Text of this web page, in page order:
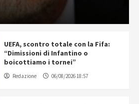
20:43
UEFA, scontro totale con la Fifa:
“Dimissioni di Infantino o
boicottiamo i tornei”
Redazione 06/08/2026 18:57